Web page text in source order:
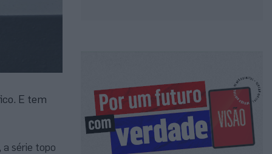
E tem
a série topo